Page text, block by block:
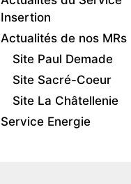
Insertion
Actualités de nos MRs
Site Paul Demade
Site Sacré-Coeur
Site La Châtellenie
Service Energie